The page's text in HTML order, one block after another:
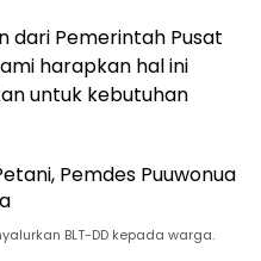
dari Pemerintah Pusat
harapkan hal ini
untuk kebutuhan
BLT-DD kepada warga.